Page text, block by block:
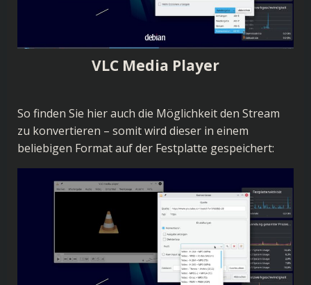
VLC Media Player
So finden Sie hier auch die Möglichkeit den Stream
zu konvertieren – somit wird dieser in einem
beliebigen Format auf der Festplatte gespeichert: